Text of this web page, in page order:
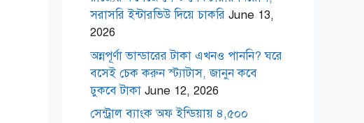
সরাসরি ইন্টারভিউ দিয়ে চাকরি June 13,
2026
অন্নপূর্ণা ভান্ডারের টাকা এখনও পাননি? ঘরে
বসেই চেক করুন স্ট্যাটাস, জানুন কবে
ঢুকবে টাকা June 12, 2026
সেন্ট্রাল ব্যাংক অফ ইন্ডিয়ায় ৪,৫০০